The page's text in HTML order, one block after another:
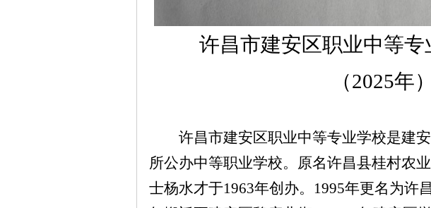
许昌市建安区职业中等专
（2025年）
许昌市建安区职业中等专业学校是建
所公办中等职业学校。原名许昌县桂村农
士杨水才于1963年创办。1995年更名为许